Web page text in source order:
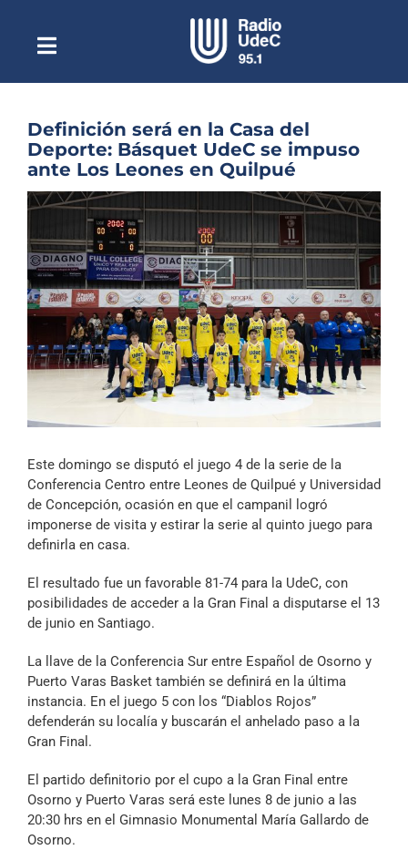
contenidoToggle
NavigationEscuchar Radio UdeC en vivo
Quiénes Somos
Programación
Podcast
Noticias
Reportajes
Columnas
Música Clásica
Especiales
Archivo Sonoro
Definición será en la Casa del
Deporte: Básquet UdeC se impuso
ante Los Leones en Quilpué
Ver
más
grande
Este domingo se disputó el juego 4 de la serie de la
Conferencia Centro entre Leones de Quilpué y Universidad
de Concepción, ocasión en que el campanil logró
imponerse de visita y estirar la serie al quinto juego para
definirla en casa.
El resultado fue un favorable 81-74 para la UdeC, con
posibilidades de acceder a la Gran Final a disputarse el 13
de junio en Santiago.
La llave de la Conferencia Sur entre Español de Osorno y
Puerto Varas Basket también se definirá en la última
instancia. En el juego 5 con los “Diablos Rojos”
defenderán su localía y buscarán el anhelado paso a la
Gran Final.
El partido definitorio por el cupo a la Gran Final entre
Osorno y Puerto Varas será este lunes 8 de junio a las
20:30 hrs en el Gimnasio Monumental María Gallardo de
Osorno.